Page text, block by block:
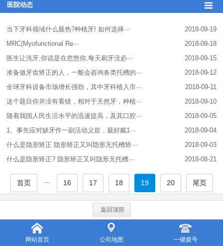
医院动态
当下牙科领域什么最热?种植牙! 如何选择···
2018-09-19
MRC(Myofunctional Re···
2018-09-18
医生让洗牙,你说是在忽悠你,每天刷牙没必···
2018-09-15
准备做牙齿矫正的人，一般会咨询各类托槽的···
2018-09-12
全球牙科设备市场增长强劲，其中牙科植入市···
2018-09-11
这个题目你并没有看错，相对于天然牙，种植···
2018-09-10
随着我国人民生活水平的迅速提高，及其口腔···
2018-09-05
1、事先应对缺牙作一副活动义齿，最好戴1···
2018-09-04
什么是隐形矫正 隐形矫正又叫隐形无托槽矫···
2018-09-03
什么是隐形矫正? 隐形矫正又叫隐形无托槽···
2018-08-21
首页 ··· 16 17 18 19 20 尾页
返回顶部
网站首页 公司地图 一键拨号